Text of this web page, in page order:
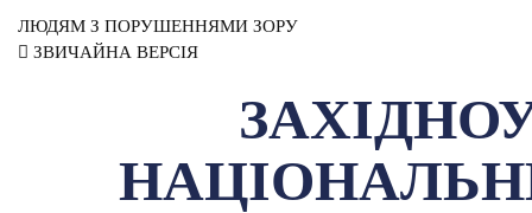
ЛЮДЯМ З ПОРУШЕННЯМИ ЗОРУ
ЗВИЧАЙНА ВЕРСІЯ
НАУКОВА ДІЯЛЬНІСТЬ